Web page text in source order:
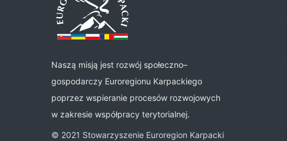
Naszą misją jest rozwój społeczno–
gospodarczy Euroregionu Karpackiego
poprzez wspieranie procesów rozwojowych
w zakresie współpracy terytorialnej.
© 2021 Stowarzyszenie Euroregion Karpacki